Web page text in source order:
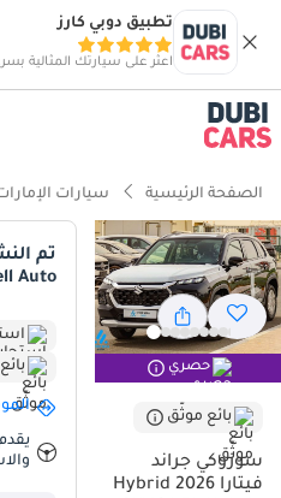
تطبيق دوبي كارز
اعثر على سيارتك المثالية
الصفحة الرئيسية سيارات
حصري
بائع موثّق
سوزوكي جراند
فيتارا 2026 Hybrid
تم
Auto